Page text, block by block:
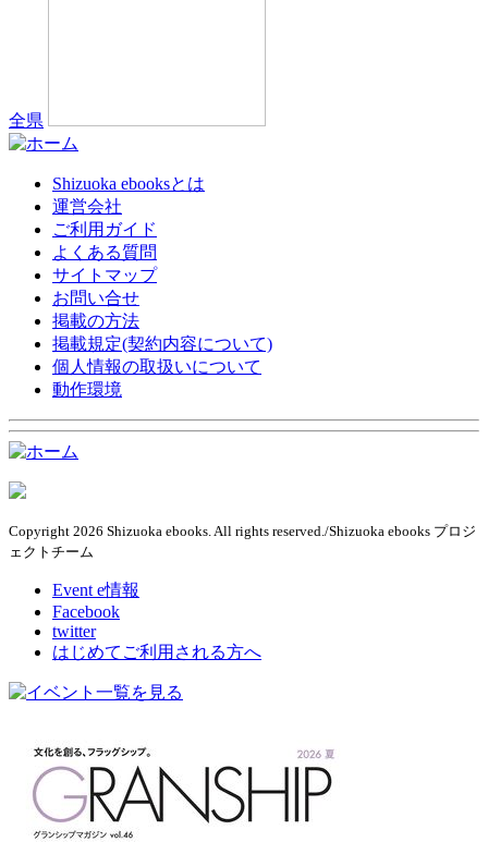
全県
Shizuoka ebooksとは
運営会社
ご利用ガイド
よくある質問
サイトマップ
お問い合せ
掲載の方法
掲載規定(契約内容について)
個人情報の取扱いについて
動作環境
Copyright 2026 Shizuoka ebooks. All rights reserved./Shizuoka ebooks プロジ
ェクトチーム
Event e情報
Facebook
twitter
はじめてご利用される方へ